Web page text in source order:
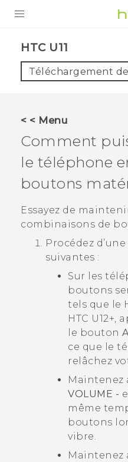
VIVE
VIVERSE
ASSISTANCE
Appareils HTC &
Connexion
HTC U11‎
Téléchargement
< < Menu
Comment
le téléphone
boutons
Essayez de
combinaisons de
Procédez
suivantes :
Sur les
boutons
tels que le
HTC U12‍+,
le bouton
ce que le
relâchez
Maintenez
VOLUME -
même
boutons
vibre.
Maintenez